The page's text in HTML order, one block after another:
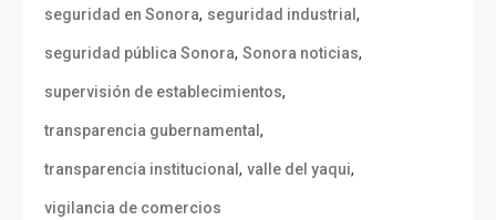
seguridad en Sonora, seguridad industrial ,
seguridad pública Sonora, Sonora noticias,
supervisión de establecimientos,
transparencia gubernamental ,
transparencia institucional , valle del yaqui,
vigilancia de comercios